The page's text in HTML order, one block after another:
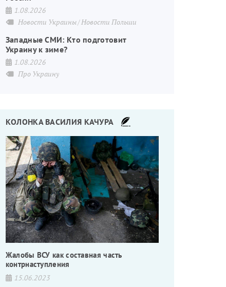
1.08.2026
Новости Украины Новости Польши
Западные СМИ: Кто подготовит
Украину к зиме?
1.08.2026
Про Украину
КОЛОНКА ВАСИЛИЯ КАЧУРА
Жалобы ВСУ как составная часть
контрнаступления
15.06.2023